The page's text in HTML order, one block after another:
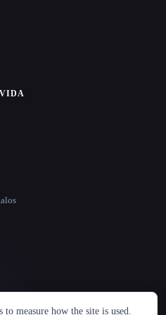
measure how the site is used.